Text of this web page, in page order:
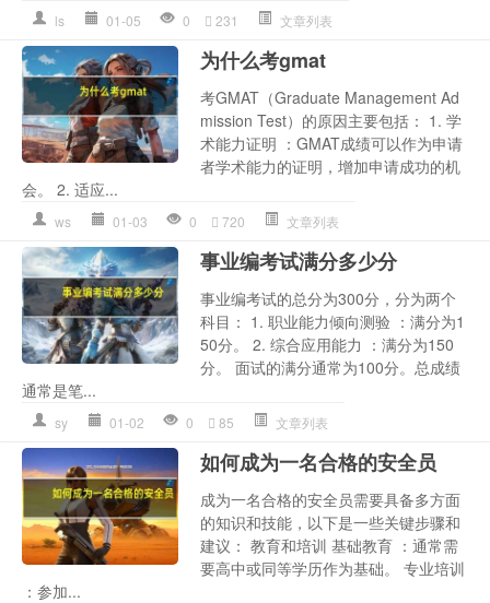
ls 01-05 0 231 文章列表
为什么考gmat
考GMAT（Graduate Management Ad
mission Test）的原因主要包括： 1. 学
术能力证明 ：GMAT成绩可以作为申请
者学术能力的证明，增加申请成功的机
会。 2. 适应...
ws 01-03 0 720 文章列表
事业编考试满分多少分
事业编考试的总分为300分，分为两个
科目： 1. 职业能力倾向测验 ：满分为1
50分。 2. 综合应用能力 ：满分为150
分。 面试的满分通常为100分。总成绩
通常是笔...
sy 01-02 0 85 文章列表
如何成为一名合格的安全员
成为一名合格的安全员需要具备多方面
的知识和技能，以下是一些关键步骤和
建议： 教育和培训 基础教育 ：通常需
要高中或同等学历作为基础。 专业培训
：参加...